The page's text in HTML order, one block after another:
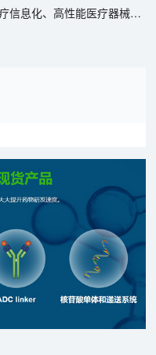
性能医疗器械、生物医药确定为重点